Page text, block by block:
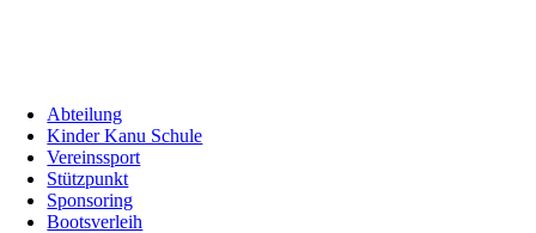
Abteilung
Kinder Kanu Schule
Vereinssport
Stützpunkt
Sponsoring
Bootsverleih